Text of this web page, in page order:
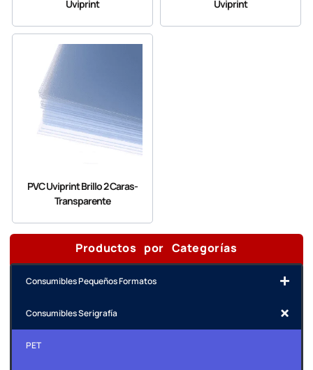
Productos por Categorías
Consumibles Pequeños Formatos
Consumibles Serigrafía
PET
Uviprint
Uviprint
PVC Uviprint Brillo 2 Caras-
Transparente